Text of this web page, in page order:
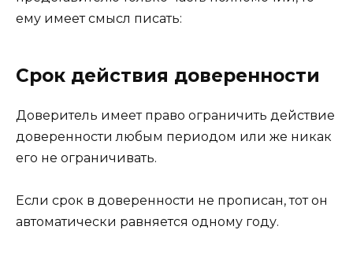
ему имеет смысл писать:
Срок действия доверенности
Доверитель имеет право ограничить действие
доверенности любым периодом или же никак
его не ограничивать.
Если срок в доверенности не прописан, тот он
автоматически равняется одному году.